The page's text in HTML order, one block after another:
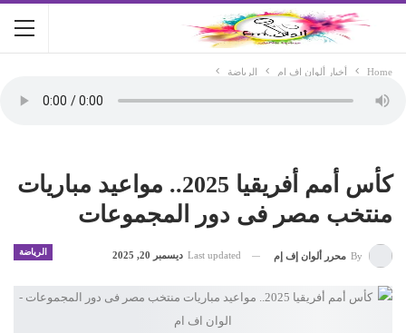
Home أخبار ألوان اف ام الرياضة
كأس أمم أفريقيا 2025.. مواعيد مباريات
منتخب مصر فى دور المجموعات
الرياضة By محرر ألوان إف إم Last updated ديسمبر 20, 2025